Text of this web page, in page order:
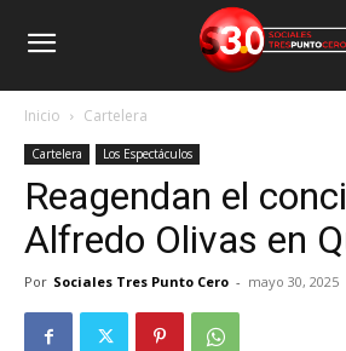
Inicio Cartelera
Cartelera Los Espectáculos
Reagendan el
Alfredo Olivas en
Por Sociales Tres Punto Cero - mayo 30, 2025